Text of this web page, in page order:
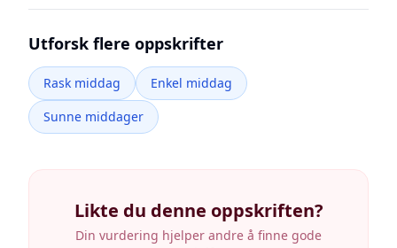
Utforsk flere oppskrifter
Rask middag
Enkel middag
Sunne middager
Likte du denne oppskriften?
Din vurdering hjelper andre å finne gode